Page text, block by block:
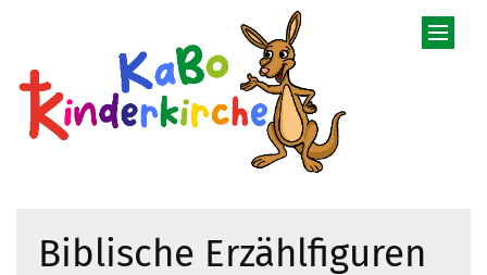
Biblische Erzählfiguren